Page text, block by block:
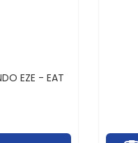
EZE - EAT